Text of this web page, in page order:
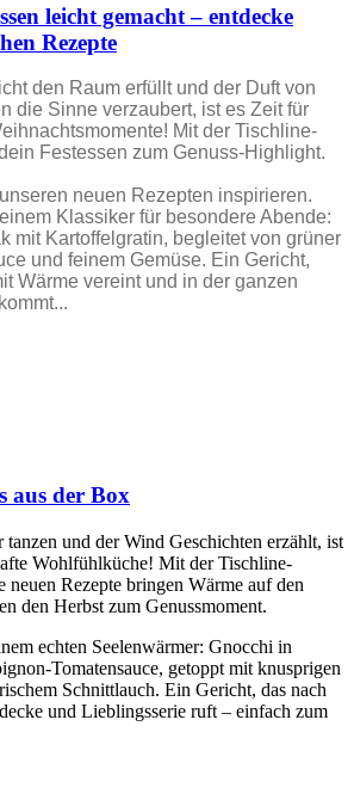
leicht gemacht – entdecke
Rezepte
den Raum erfüllt und der Duft von
die Sinne verzaubert, ist es Zeit für
Mit der Tischline-
Festessen zum Genuss-Highlight.
neuen Rezepten inspirieren.
einem Klassiker für besondere Abende:
mit Kartoffelgratin, begleitet von grüner
und feinem Gemüse. Ein Gericht,
Wärme vereint und in der ganzen
aus der Box
tanzen und der Wind Geschichten erzählt, ist
Wohlfühlküche! Mit der Tischline-
neuen Rezepte bringen Wärme auf den
den Herbst zum Genussmoment.
echten Seelenwärmer: Gnocchi in
Tomatensauce, getoppt mit knusprigen
Schnittlauch. Ein Gericht, das nach
und Lieblingsserie ruft – einfach zum